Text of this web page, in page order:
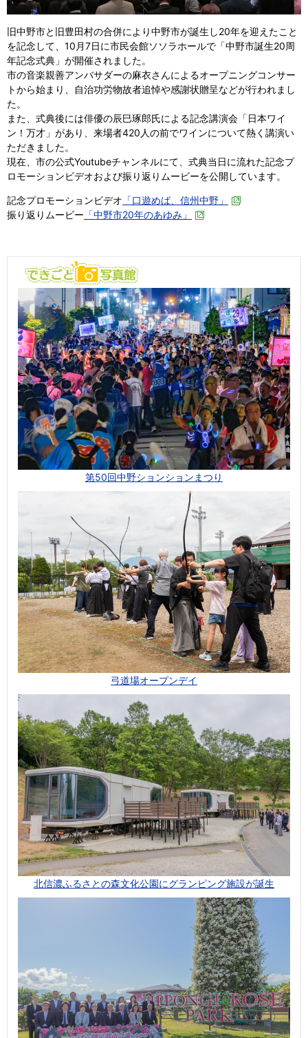
旧中野市と旧豊田村の合併により中野市が誕生し20年を迎えたこと
を記念して、10月7日に市民会館ソソラホールで「中野市誕生20周
年記念式典」が開催されました。
市の音楽親善アンバサダーの麻衣さんによるオープニングコンサー
トから始まり、自治功労物故者追悼や感謝状贈呈などが行われまし
た。
また、式典後には俳優の辰巳琢郎氏による記念講演会「日本ワイ
ン！万才」があり、来場者420人の前でワインについて熱く講演い
ただきました。
現在、市の公式Youtubeチャンネルにて、式典当日に流れた記念プ
ロモーションビデオおよび振り返りムービーを公開しています。
記念プロモーションビデオ 「口遊めば、信州中野」
振り返りムービー 「中野市20年のあゆみ」
第50回中野ションションまつり
弓道場オープンデイ
北信濃ふるさとの森文化公園にグランピング施設が誕生